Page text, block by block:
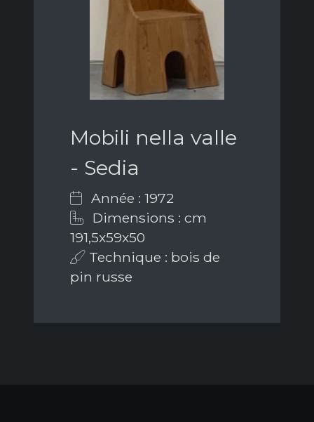
Mobili nella valle
- Sedia
Année : 1972
Dimensions : cm
191,5x59x50
Technique : bois de
pin russe